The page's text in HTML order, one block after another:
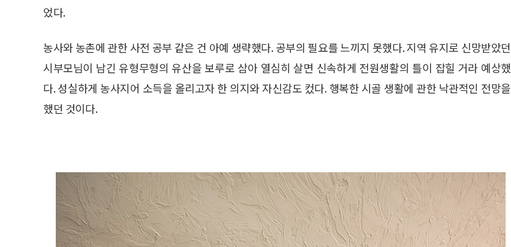
었다.
농사와 농촌에 관한 사전 공부 같은 건 아예 생략했다. 공부의 필요를 느끼지 못했다. 지역 유지로 신망받았던
시부모님이 남긴 유형무형의 유산을 보루로 삼아 열심히 살면 신속하게 전원생활의 틀이 잡힐 거라 예상했
다. 성실하게 농사지어 소득을 올리고자 한 의지와 자신감도 컸다. 행복한 시골 생활에 관한 낙관적인 전망을
했던 것이다.